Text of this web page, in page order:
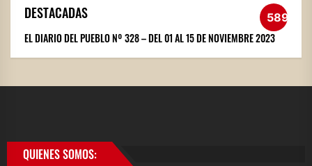
DESTACADAS 589
EL DIARIO DEL PUEBLO Nº 328 – DEL 01 AL 15 DE NOVIEMBRE 2023
QUIENES SOMOS: